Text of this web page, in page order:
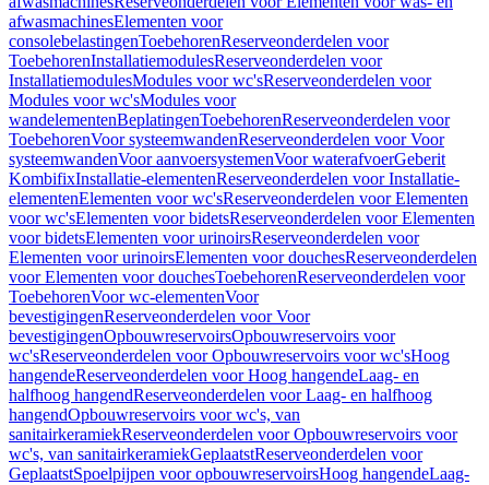
afwasmachinesElementen voor
consolebelastingenToebehorenReserveonderdelen voor
ToebehorenInstallatiemodulesReserveonderdelen voor
InstallatiemodulesModules voor wc'sReserveonderdelen voor
Modules voor wc'sModules voor
wandelementenBeplatingenToebehorenReserveonderdelen voor
ToebehorenVoor systeemwandenReserveonderdelen voor Voor
systeemwandenVoor aanvoersystemenVoor waterafvoerGeberit
KombifixInstallatie-elementenReserveonderdelen voor Installatie-
elementenElementen voor wc'sReserveonderdelen voor Elementen
voor wc'sElementen voor bidetsReserveonderdelen voor Elementen
voor bidetsElementen voor urinoirsReserveonderdelen voor
Elementen voor urinoirsElementen voor douchesReserveonderdelen
voor Elementen voor douchesToebehorenReserveonderdelen voor
ToebehorenVoor wc-elementenVoor
bevestigingenReserveonderdelen voor Voor
bevestigingenOpbouwreservoirsOpbouwreservoirs voor
wc'sReserveonderdelen voor Opbouwreservoirs voor wc'sHoog
hangendeReserveonderdelen voor Hoog hangendeLaag- en
halfhoog hangendReserveonderdelen voor Laag- en halfhoog
hangendOpbouwreservoirs voor wc's, van
sanitairkeramiekReserveonderdelen voor Opbouwreservoirs voor
wc's, van sanitairkeramiekGeplaatstReserveonderdelen voor
GeplaatstSpoelpijpen voor opbouwreservoirsHoog hangendeLaag-